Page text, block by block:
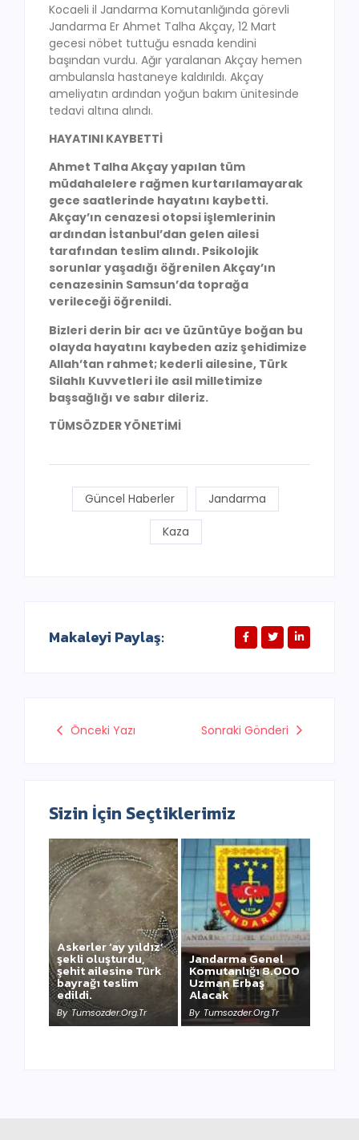
Kocaeli il Jandarma Komutanlığında görevli
Jandarma Er Ahmet Talha Akçay, 12 Mart
gecesi nöbet tuttuğu esnada kendini
başından vurdu. Ağır yaralanan Akçay hemen
ambulansla hastaneye kaldırıldı. Akçay
ameliyatın ardından yoğun bakım ünitesinde
tedavi altına alındı.
HAYATINI KAYBETTİ
Ahmet Talha Akçay yapılan tüm
müdahalelere rağmen kurtarılamayarak
gece saatlerinde hayatını kaybetti.
Akçay’ın cenazesi otopsi işlemlerinin
ardından İstanbul’dan gelen ailesi
tarafından teslim alındı. Psikolojik
sorunlar yaşadığı öğrenilen Akçay’ın
cenazesinin Samsun’da toprağa
verileceği öğrenildi.
Bizleri derin bir acı ve üzüntüye boğan bu
olayda hayatını kaybeden aziz şehidimize
Allah’tan rahmet; kederli ailesine, Türk
Silahlı Kuvvetleri ile asil milletimize
başsağlığı ve sabır dileriz.
TÜMSÖZDER YÖNETİMİ
Güncel Haberler Jandarma
Kaza
Makaleyi Paylaş:
Önceki Yazı Sonraki Gönderi
Sizin İçin Seçtiklerimiz
Askerler ‘ay yıldız’
şekli oluşturdu,
şehit ailesine Türk
bayrağı teslim
edildi.
By Tumsozder.org.tr
Jandarma Genel
Komutanlığı 8.000
Uzman Erbaş
Alacak
By Tumsozder.org.tr
NEWSWEEK’ iN
KAAN HABERİ
By Tumsozder.org.tr